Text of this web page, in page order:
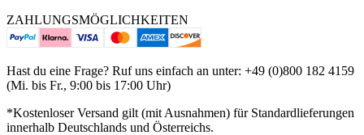
ZAHLUNGSMÖGLICHKEITEN
Hast du eine Frage? Ruf uns einfach an unter: +49 (0)800 182 4159
(Mi. bis Fr., 9:00 bis 17:00 Uhr)
*Kostenloser Versand gilt (mit Ausnahmen) für Standardlieferungen
innerhalb Deutschlands und Österreichs.